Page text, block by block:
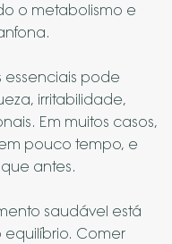
o metabolismo e
essenciais pode
irritabilidade,
Em muitos casos,
pouco tempo, e
antes.
saudável está
Comer